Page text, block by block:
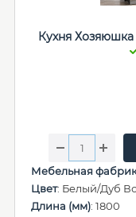
Кухня
Мебельная
Цвет: Белый/Дуб
Длина (мм): 1800